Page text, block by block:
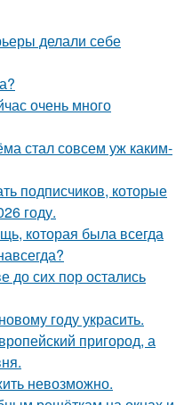
делали себе
очень много
стал совсем уж каким-
подписчиков, которые
году.
которая была всегда
до сих пор остались
году украсить.
пригород, а
невозможно.